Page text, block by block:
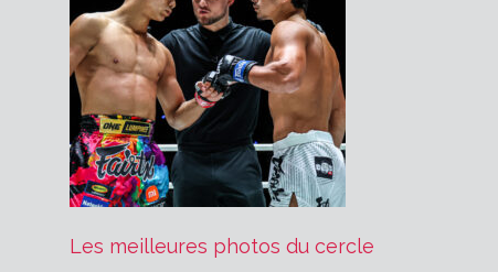
Les meilleures photos du cercle